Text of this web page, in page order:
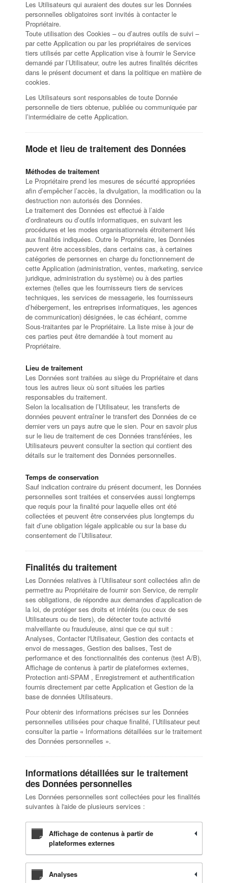
Les Utilisateurs qui auraient des doutes sur les Données
personnelles obligatoires sont invités à contacter le
Propriétaire.
Toute utilisation des Cookies – ou d’autres outils de suivi –
par cette Application ou par les propriétaires de services
tiers utilisés par cette Application vise à fournir le Service
demandé par l’Utilisateur, outre les autres finalités décrites
dans le présent document et dans la politique en matière de
cookies.
Les Utilisateurs sont responsables de toute Donnée
personnelle de tiers obtenue, publiée ou communiquée par
l’intermédiaire de cette Application.
Mode et lieu de traitement des Données
Méthodes de traitement
Le Propriétaire prend les mesures de sécurité appropriées
afin d’empêcher l’accès, la divulgation, la modification ou la
destruction non autorisés des Données.
Le traitement des Données est effectué à l’aide
d’ordinateurs ou d’outils informatiques, en suivant les
procédures et les modes organisationnels étroitement liés
aux finalités indiquées. Outre le Propriétaire, les Données
peuvent être accessibles, dans certains cas, à certaines
catégories de personnes en charge du fonctionnement de
cette Application (administration, ventes, marketing, service
juridique, administration du système) ou à des parties
externes (telles que les fournisseurs tiers de services
techniques, les services de messagerie, les fournisseurs
d’hébergement, les entreprises informatiques, les agences
de communication) désignées, le cas échéant, comme
Sous-traitantes par le Propriétaire. La liste mise à jour de
ces parties peut être demandée à tout moment au
Propriétaire.
Lieu de traitement
Les Données sont traitées au siège du Propriétaire et dans
tous les autres lieux où sont situées les parties
responsables du traitement.
Selon la localisation de l’Utilisateur, les transferts de
données peuvent entraîner le transfert des Données de ce
dernier vers un pays autre que le sien. Pour en savoir plus
sur le lieu de traitement de ces Données transférées, les
Utilisateurs peuvent consulter la section qui contient des
détails sur le traitement des Données personnelles.
Temps de conservation
Sauf indication contraire du présent document, les Données
personnelles sont traitées et conservées aussi longtemps
que requis pour la finalité pour laquelle elles ont été
collectées et peuvent être conservées plus longtemps du
fait d’une obligation légale applicable ou sur la base du
consentement de l’Utilisateur.
Finalités du traitement
Les Données relatives à l’Utilisateur sont collectées afin de
permettre au Propriétaire de fournir son Service, de remplir
ses obligations, de répondre aux demandes d’application de
la loi, de protéger ses droits et intérêts (ou ceux de ses
Utilisateurs ou de tiers), de détecter toute activité
malveillante ou frauduleuse, ainsi que ce qui suit :
Analyses, Contacter l'Utilisateur, Gestion des contacts et
envoi de messages, Gestion des balises, Test de
performance et des fonctionnalités des contenus (test A/B),
Affichage de contenus à partir de plateformes externes,
Protection anti-SPAM , Enregistrement et authentification
fournis directement par cette Application et Gestion de la
base de données Utilisateurs.
Pour obtenir des informations précises sur les Données
personnelles utilisées pour chaque finalité, l’Utilisateur peut
consulter la partie « Informations détaillées sur le traitement
des Données personnelles ».
Informations détaillées sur le traitement
des Données personnelles
Les Données personnelles sont collectées pour les finalités
suivantes à l'aide de plusieurs services :
Affichage de contenus à partir de
plateformes externes
Analyses